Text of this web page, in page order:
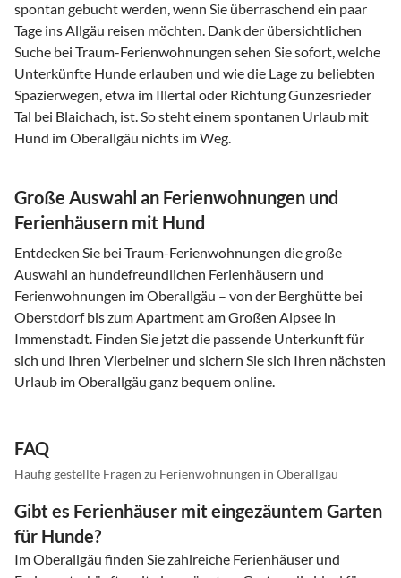
spontan gebucht werden, wenn Sie überraschend ein paar
Tage ins Allgäu reisen möchten. Dank der übersichtlichen
Suche bei Traum-Ferienwohnungen sehen Sie sofort, welche
Unterkünfte Hunde erlauben und wie die Lage zu beliebten
Spazierwegen, etwa im Illertal oder Richtung Gunzesrieder
Tal bei Blaichach, ist. So steht einem spontanen Urlaub mit
Hund im Oberallgäu nichts im Weg.
Große Auswahl an Ferienwohnungen und
Ferienhäusern mit Hund
Entdecken Sie bei Traum-Ferienwohnungen die große
Auswahl an hundefreundlichen Ferienhäusern und
Ferienwohnungen im Oberallgäu – von der Berghütte bei
Oberstdorf bis zum Apartment am Großen Alpsee in
Immenstadt. Finden Sie jetzt die passende Unterkunft für
sich und Ihren Vierbeiner und sichern Sie sich Ihren nächsten
Urlaub im Oberallgäu ganz bequem online.
FAQ
Häufig gestellte Fragen zu Ferienwohnungen in Oberallgäu
Gibt es Ferienhäuser mit eingezäuntem Garten
für Hunde?
Im Oberallgäu finden Sie zahlreiche Ferienhäuser und